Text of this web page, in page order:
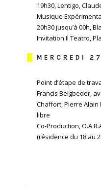
19h30, Lentigo,
Musique
20h30 jusqu’à 00h,
Invitation Il Teatro,
MERCREDI
Point d’étape de
Francis Beigbeder,
Chaffort, Pierre Alain
libre
Co-Production,
(résidence du 18 au